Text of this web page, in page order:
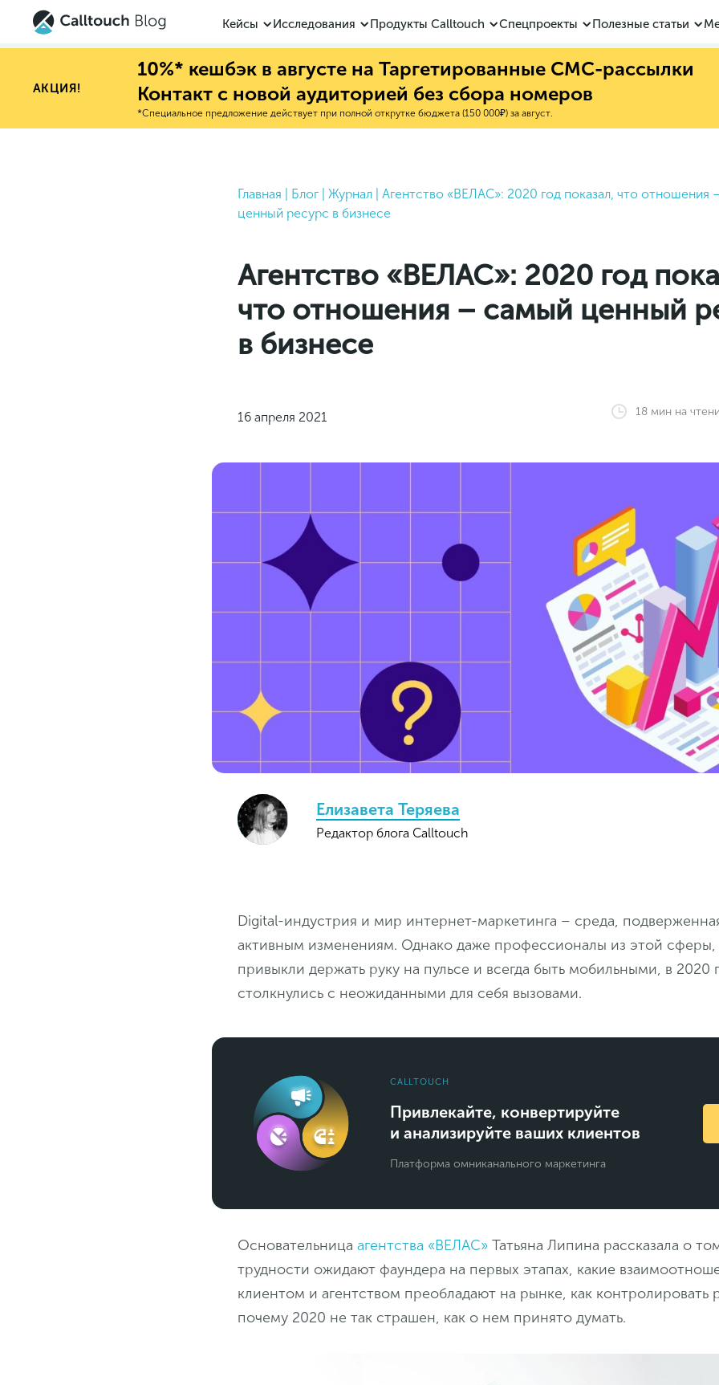
Кейсы Исследования Продукты Calltouch Спецпроекты Полезные статьи
АКЦИЯ!
10%* кешбэк в августе на Таргетированные СМС-рассылки
Контакт с новой аудиторией без сбора номеров
*Специальное предложение действует при полной открутке бюджета (150 000₽) за август.
Главная Блог| Журнал| Агентство «ВЕЛАС»: 2020 год показал, что отношения
ценный ресурс в бизнесе
Агентство «ВЕЛАС»: 2020 год
что отношения – самый ценный
в бизнесе
16 апреля 2021 18 мин на
Елизавета Теряева
Редактор блога Calltouch
Digital-индустрия и мир интернет-маркетинга – среда,
активным изменениям. Однако даже профессионалы из этой
привыкли держать руку на пульсе и всегда быть мобильными, в 2020
столкнулись с неожиданными для себя вызовами.
CALLTOUCH
Привлекайте, конвертируйте
и анализируйте ваших клиентов
Платформа омниканального маркетинга
Основательница агентства «ВЕЛАС»Татьяна Липина рассказала о
трудности ожидают фаундера на первых этапах, какие
клиентом и агентством преобладают на рынке, как контролировать
почему 2020 не так страшен, как о нем принято думать.